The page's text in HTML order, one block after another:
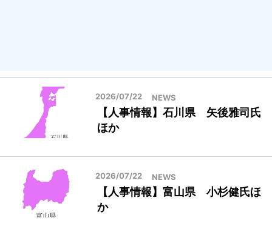
2026/07/22 NEWS
【人事情報】石川県 矢後雅司氏
ほか
2026/07/22 NEWS
【人事情報】富山県 小杉健氏ほ
か